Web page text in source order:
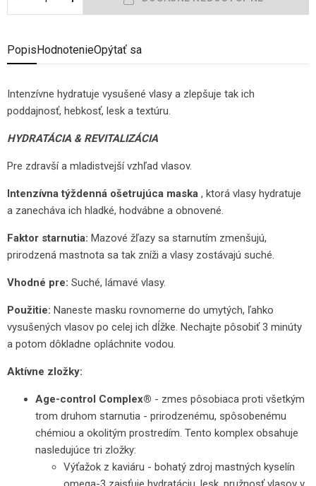
Popis HodnotenieOpýtať sa
Intenzívne hydratuje vysušené vlasy a zlepšuje tak ich
poddajnosť, hebkosť, lesk a textúru.
HYDRATÁCIA & REVITALIZÁCIA
Pre zdravší a mladistvejší vzhľad vlasov.
Intenzívna týždenná ošetrujúca maska , ktorá vlasy hydratuje
a zanecháva ich hladké, hodvábne a obnovené.
Faktor starnutia: Mazové žľazy sa starnutím zmenšujú,
prirodzená mastnota sa tak zníži a vlasy zostávajú suché.
Vhodné pre: Suché, lámavé vlasy.
Použitie: Naneste masku rovnomerne do umytých, ľahko
vysušených vlasov po celej ich dĺžke. Nechajte pôsobiť 3 minúty
a potom dôkladne opláchnite vodou.
Aktívne zložky:
Age-control Complex® - zmes pôsobiaca proti všetkým
trom druhom starnutia - prirodzenému, spôsobenému
chémiou a okolitým prostredím. Tento komplex obsahuje
nasledujúce tri zložky:
Výťažok z kaviáru - bohatý zdroj mastných kyselín